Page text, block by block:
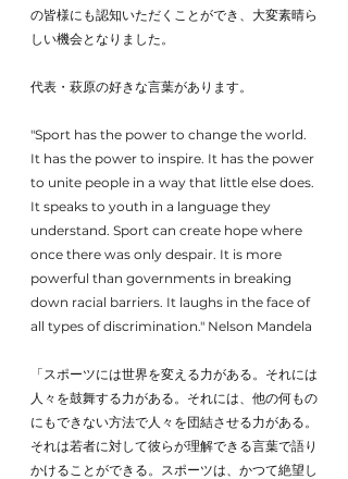
の皆様にも認知いただくことができ、大変素晴ら
しい機会となりました。
代表・萩原の好きな言葉があります。
"Sport has the power to change the world.
It has the power to inspire. It has the power
to unite people in a way that little else does.
It speaks to youth in a language they
understand. Sport can create hope where
once there was only despair. It is more
powerful than governments in breaking
down racial barriers. It laughs in the face of
all types of discrimination." Nelson Mandela
「スポーツには世界を変える力がある。それには
人々を鼓舞する力がある。それには、他の何もの
にもできない方法で人々を団結させる力がある。
それは若者に対して彼らが理解できる言葉で語り
かけることができる。スポーツは、かつて絶望し